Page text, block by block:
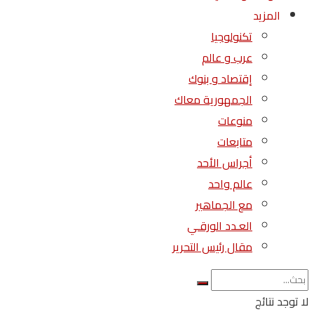
المزيد
تكنولوجيا
عرب و عالم
إقتصاد و بنوك
الجمهورية معاك
منوعات
متابعات
أجراس الأحد
عالم واحد
مع الجماهير
العـدد الورقـي
مقال رئيس التحرير
لا توجد نتائج